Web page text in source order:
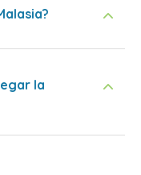
la